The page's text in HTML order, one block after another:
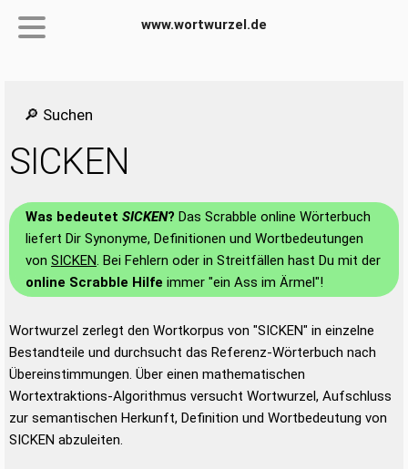
www.wortwurzel.de
🔎 Suchen
SICKEN
Was bedeutet SICKEN? Das Scrabble online Wörterbuch
liefert Dir Synonyme, Definitionen und Wortbedeutungen
von SICKEN. Bei Fehlern oder in Streitfällen hast Du mit der
online Scrabble Hilfe immer "ein Ass im Ärmel"!
Wortwurzel zerlegt den Wortkorpus von "SICKEN" in einzelne
Bestandteile und durchsucht das Referenz-Wörterbuch nach
Übereinstimmungen. Über einen mathematischen
Wortextraktions-Algorithmus versucht Wortwurzel, Aufschluss
zur semantischen Herkunft, Definition und Wortbedeutung von
SICKEN abzuleiten.